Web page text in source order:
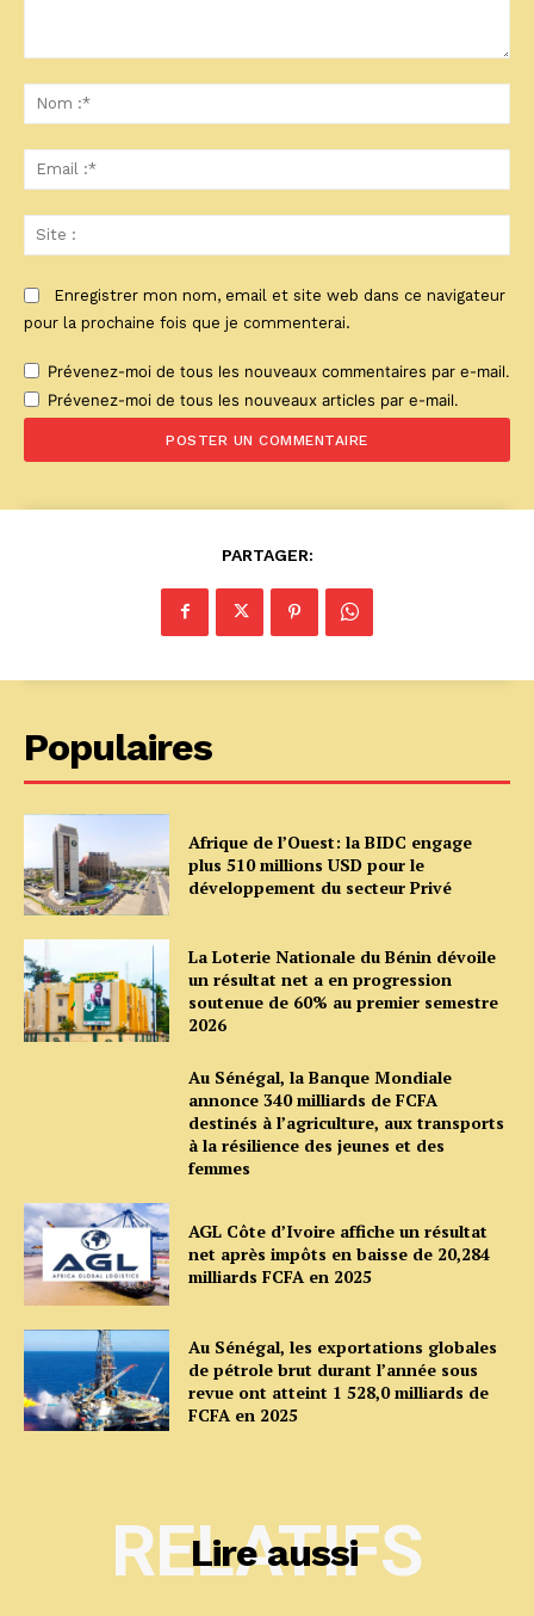
:*
:*
:
Enregistrer mon nom, email et site web dans ce navigateur
pour la prochaine fois que je commenterai.
Prévenez-moi de tous les nouveaux commentaires par e-mail.
Prévenez-moi de tous les nouveaux articles par e-mail.
PARTAGER:
Populaires
Afrique de l’Ouest: la BIDC engage
plus 510 millions USD pour le
développement du secteur Privé
La Loterie Nationale du Bénin dévoile
un résultat net a en progression
soutenue de 60% au premier semestre
2026
Au Sénégal, la Banque Mondiale
annonce 340 milliards de FCFA
destinés à l’agriculture, aux transports
à la résilience des jeunes et des
femmes
AGL Côte d’Ivoire affiche un résultat
net après impôts en baisse de 20,284
milliards FCFA en 2025
Au Sénégal, les exportations globales
de pétrole brut durant l’année sous
revue ont atteint 1 528,0 milliards de
FCFA en 2025
Lire aussi
RELATIFS